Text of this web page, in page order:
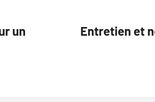
un
Entretien et